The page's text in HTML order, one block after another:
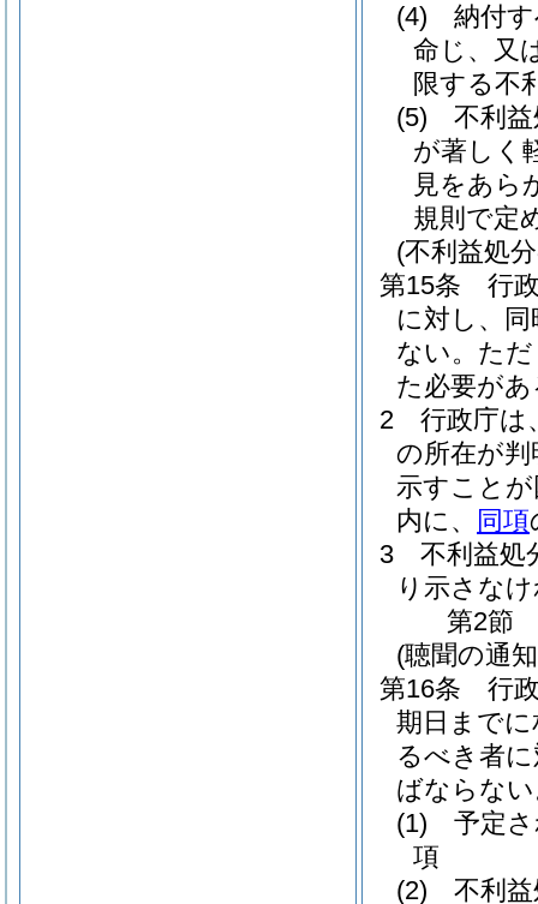
(4)
納付
命じ、又
限する不
(5)
不利
が著しく
見をあら
規則で定
(不利益処
第15条
行
に対し、
ない。 た
た必要が
2
行政庁は
の所在が
示すこと
内に、
同項
3
不利益処
り示さな
第2節
(聴聞の通
第16条
行
期日まで
るべき者
ばならな
(1)
予定
項
(2)
不利